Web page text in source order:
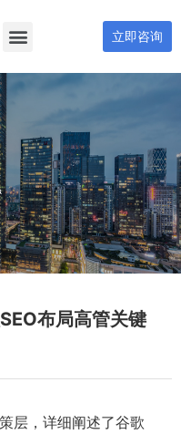
立即咨询
布局高管关键
层，详细阐述了谷歌